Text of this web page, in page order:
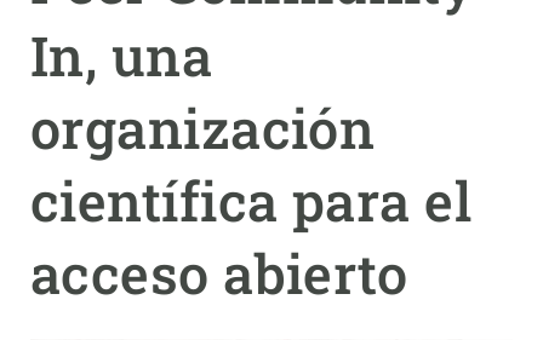
In, una
organización
científica para el
acceso abierto
ÚNETE A NOSOTROS
PARTICIPA
NOTICIAS Y AGENDA